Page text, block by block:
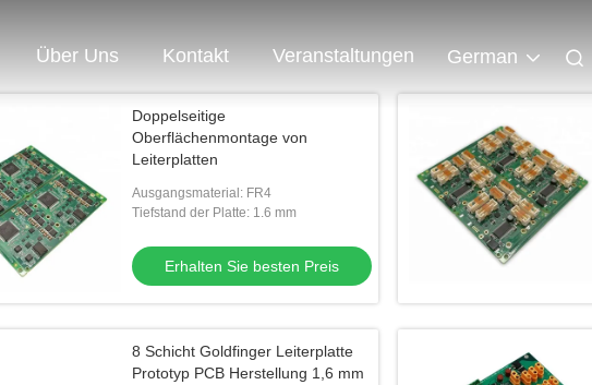
Über Uns Kontakt Veranstaltungen German
Doppelseitige
Oberflächenmontage von
Leiterplatten
Ausgangsmaterial: FR4
Tiefstand der Platte: 1.6 mm
Erhalten Sie besten Preis
8 Schicht Goldfinger Leiterplatte
Prototyp PCB Herstellung 1,6 mm